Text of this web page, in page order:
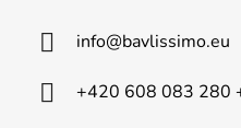
info@bavlissimo.eu
+420 608 083 280